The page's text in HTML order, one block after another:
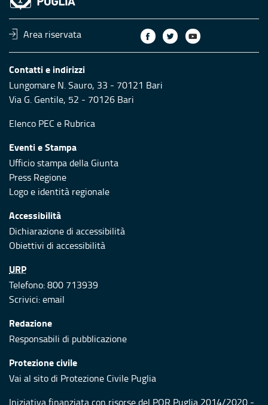
Area riservata
Contatti e indirizzi
Lungomare N. Sauro, 33 - 70121 Bari
Via G. Gentile, 52 - 70126 Bari
Elenco PEC e Rubrica
Eventi e Stampa
Ufficio stampa della Giunta
Press Regione
Logo e identità regionale
Accessibilità
Dichiarazione di accessibilità
Obiettivi di accessibilità
URP
Telefono: 800 713939
Scrivici:email
Redazione
Responsabili di pubblicazione
Protezione civile
Vai al sito di Protezione Civile Puglia
Iniziativa finanziata con risorse del POR Puglia 2014/2020 -